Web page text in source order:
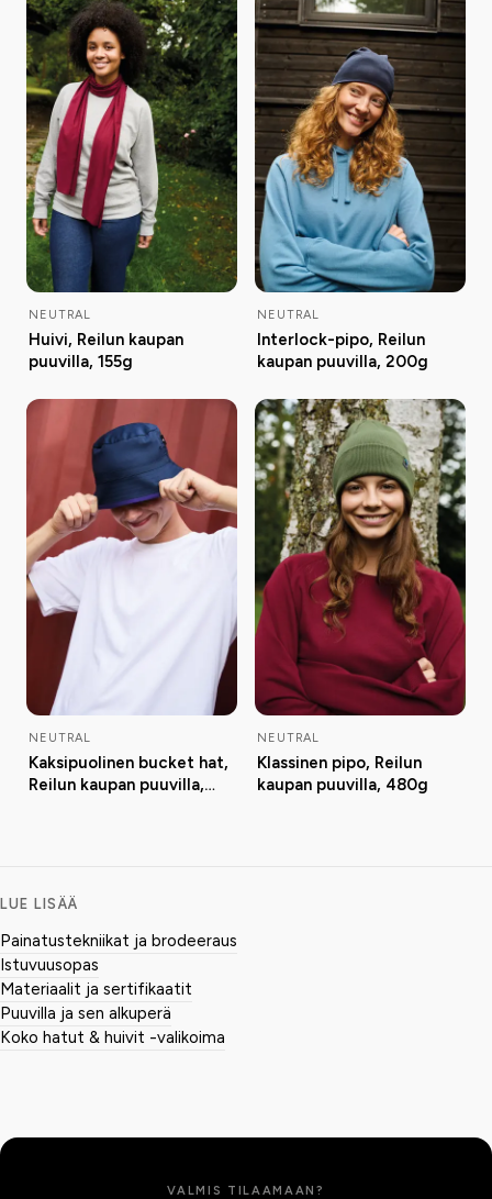
NEUTRAL
Huivi, Reilun kaupan
puuvilla, 155g
NEUTRAL
Interlock-pipo, Reilun
kaupan puuvilla, 200g
NEUTRAL
Kaksipuolinen bucket hat,
Reilun kaupan puuvilla,
NEUTRAL
Klassinen pipo, Reilun
kaupan puuvilla, 480g
LUE LISÄÄ
Painatustekniikat ja brodeeraus
Istuvuusopas
Materiaalit ja sertifikaatit
Puuvilla ja sen alkuperä
Koko hatut & huivit -valikoima
VALMIS TILAAMAAN?